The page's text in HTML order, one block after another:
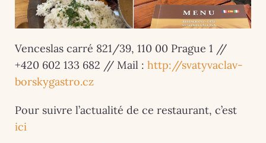
Venceslas carré 821/39, 110 00 Prague 1 //
+420 602 133 682 // Mail : http://svatyvaclav-
borskygastro.cz
Pour suivre l’actualité de ce restaurant, c’est
ici